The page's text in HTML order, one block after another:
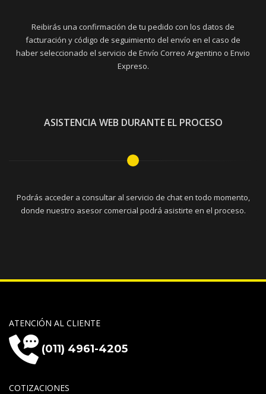
Reibirás una confirmación de tu pedido con los datos de
facturación y código de seguimiento del envío en el caso de
haber seleccionado el servicio de Envío Correo Argentino o Envio
Expreso.
ASISTENCIA WEB DURANTE EL PROCESO
Podrás acceder a consultar al servicio de chat en todo momento,
donde nuestro asesor comercial podrá asistirte en el proceso.
ATENCIÓN AL CLIENTE
(011) 4961-4205
COTIZACIONES